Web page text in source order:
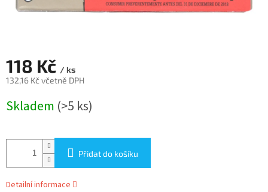
118 Kč / ks
132,16 Kč včetně DPH
cena:
Skladem (>5 ks)
Přidat do košíku
Detailní informace